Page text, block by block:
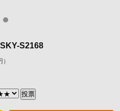
S2168